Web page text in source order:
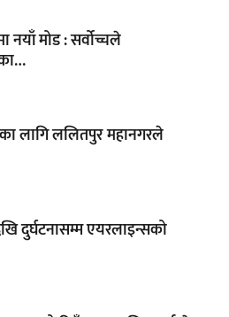
नयाँ मोड : सर्वोच्चले
लागि ललितपुर महानगरले
दुर्घटनासम्म एयरलाइन्सको